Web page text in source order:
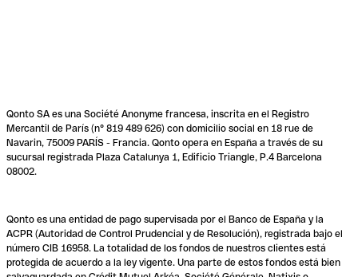
Qonto SA es una Société Anonyme francesa, inscrita en el Registro
Mercantil de París (n° 819 489 626) con domicilio social en 18 rue de
Navarin, 75009 PARÍS - Francia. Qonto opera en España a través de su
sucursal registrada Plaza Catalunya 1, Edificio Triangle, P.4 Barcelona
08002.
Qonto es una entidad de pago supervisada por el Banco de España y la
ACPR (Autoridad de Control Prudencial y de Resolución), registrada bajo el
número CIB 16958. La totalidad de los fondos de nuestros clientes está
protegida de acuerdo a la ley vigente. Una parte de estos fondos está bien